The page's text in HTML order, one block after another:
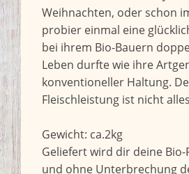
Weihnachten, oder schon
probier einmal eine
bei ihrem Bio-Bauern
Leben durfte wie ihre
konventioneller Haltung.
Fleischleistung ist nicht
Gewicht: ca.2kg
Geliefert wird dir deine
und ohne Unterbrechung